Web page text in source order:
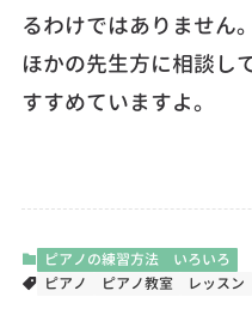
るわけではありません。
ほかの先生方に相談し
すすめていますよ。
ピアノの練習方法 いろいろ
ピアノ
ピアノ教室 レッスン